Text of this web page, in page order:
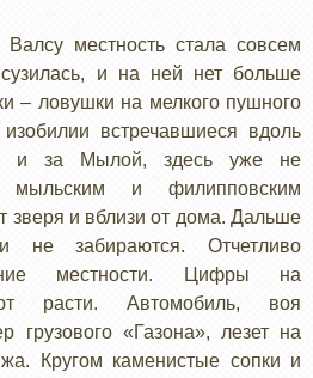
местность стала совсем
сузилась, и на ней нет больше
– ловушки на мелкого пушного
встречавшиеся вдоль
и за Мылой, здесь уже не
мыльским и филипповским
зверя и вблизи от дома. Дальше
не забираются. Отчетливо
местности. Цифры на
расти. Автомобиль, воя
грузового «Газона», лезет на
Кругом каменистые сопки и